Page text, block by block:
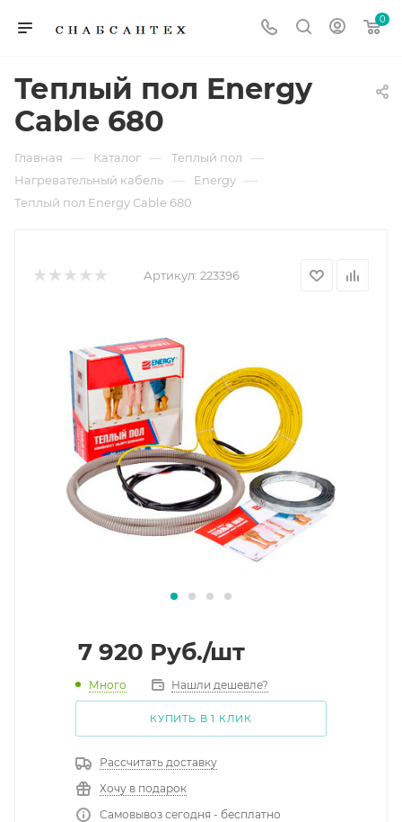
0
Теплый пол Energy
Cable 680
Главная — Каталог — Теплый пол —
Нагревательный кабель — Energy —
Теплый пол Energy Cable 680
Артикул: 223396
7 920 Руб./шт
Много Нашли дешевле?
КУПИТЬ В 1 КЛИК
Рассчитать доставку
Хочу в подарок
Самовывоз сегодня - бесплатно